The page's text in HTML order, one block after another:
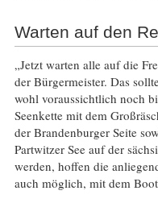
Warten auf den
„Jetzt warten alle auf die
der Bürgermeister. Das
wohl voraussichtlich noch
Seenkette mit dem
der Brandenburger Seite
Partwitzer See auf der
werden, hoffen die
auch möglich, mit dem